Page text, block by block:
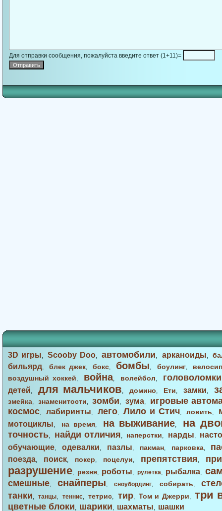
Для отправки сообщения, пожалуйста введите ответ (1+11)=
3D игры,Scooby Doo,автомобили, арканоиды,
бильярд,блек джек,бокс, бомбы, боулинг,
воздушный хоккей, война, волейбол, головоломки
детей, для мальчиков, домино, Ети, замки,
змейка, знаменитости,зомби, зума,
игровые
космос, лабиринты, лего,Лило и Стич,ловить,
мотоциклы, на время, на выживание, на
точность, найди отличия, наперстки, нарды,
обучающие, одевалки, пазлы, пакман, парковка,
поезда, поиск, покер, поцелуи, препятствия,
разрушение, резня, роботы, рулетка, рыбалка,
смешные, снайперы, сноубординг, собирать,
танки,танцы, теннис,тетрис, тир,Том и Джерри, три
цветные блоки, шарики, шахматы, шашки